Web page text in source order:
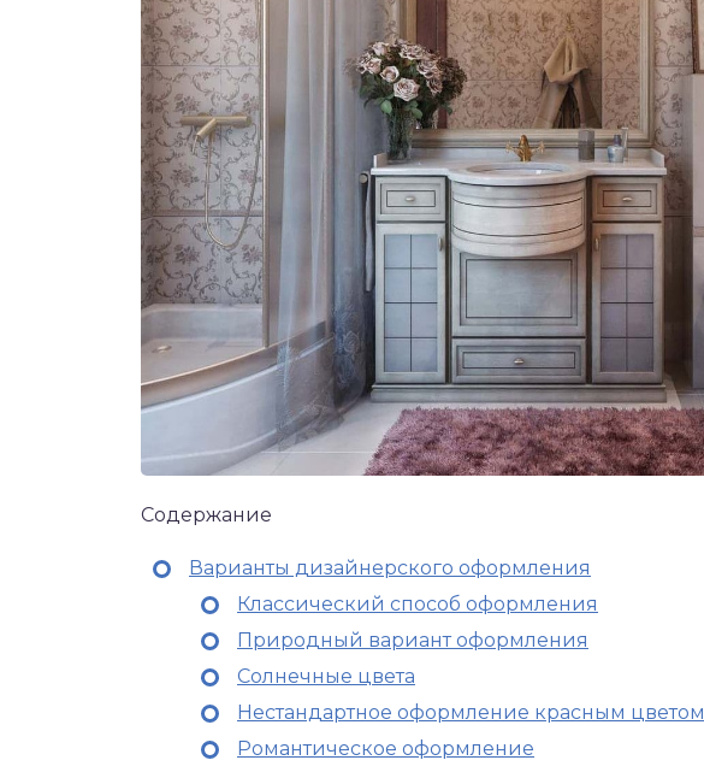
Содержание
Варианты дизайнерского оформления
Классический способ оформления
Природный вариант оформления
Солнечные цвета
Нестандартное оформление красным цветом
Романтическое оформление